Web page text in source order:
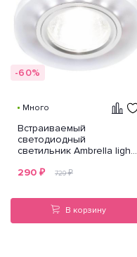
-60%
Много
Встраиваемый
светодиодный
светильник Ambrella light
290 ₽ 729₽
В корзину